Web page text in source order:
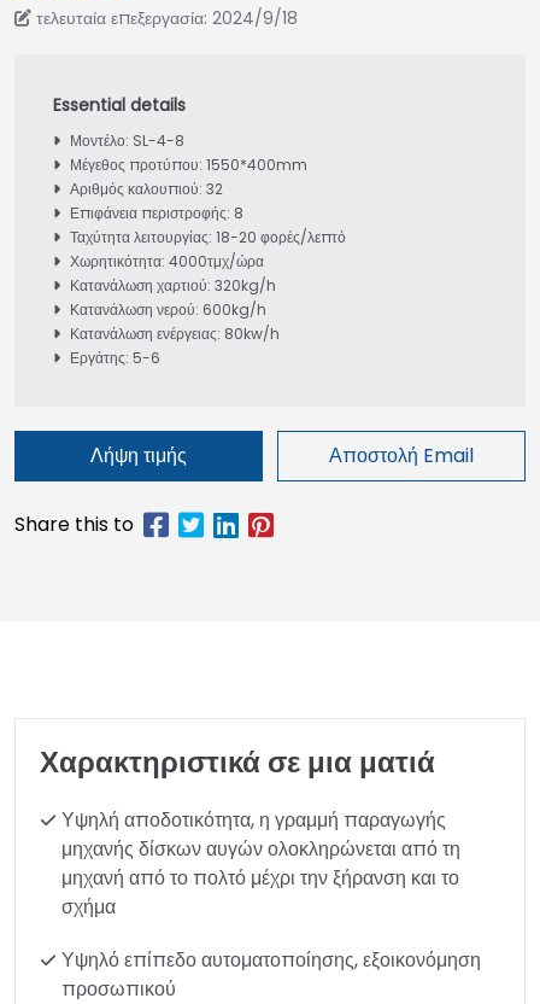
τελευταία επεξεργασία: 2024/9/18
Μοντέλο: SL-4-8
Μέγεθος προτύπου: 1550*400mm
Αριθμός καλουπιού: 32
Επιφάνεια περιστροφής: 8
Ταχύτητα λειτουργίας: 18-20 φορές/λεπτό
Χωρητικότητα: 4000τμχ/ώρα
Κατανάλωση χαρτιού: 320kg/h
Κατανάλωση νερού: 600kg/h
Κατανάλωση ενέργειας: 80kw/h
Εργάτης: 5-6
Λήψη τιμής Αποστολή Email
Χαρακτηριστικά σε μια ματιά
Υψηλή αποδοτικότητα, η γραμμή παραγωγής
μηχανής δίσκων αυγών ολοκληρώνεται από τη
μηχανή από το πολτό μέχρι την ξήρανση και το
σχήμα
Υψηλό επίπεδο αυτοματοποίησης, εξοικονόμηση
προσωπικού